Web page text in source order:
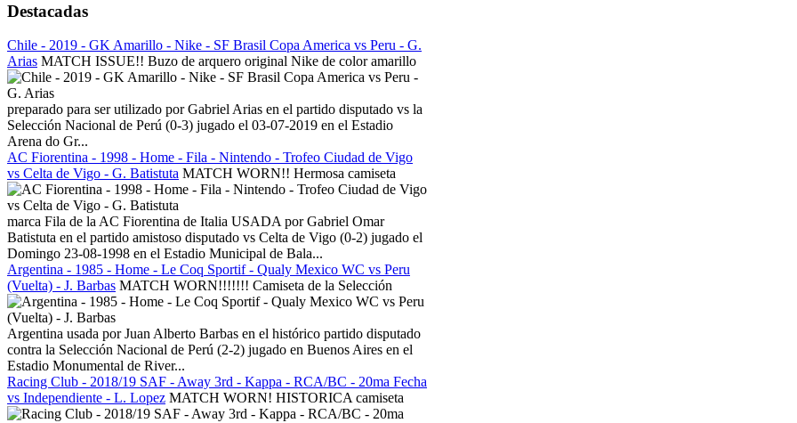
Destacadas
Chile - 2019 - GK Amarillo - Nike - SF Brasil Copa America vs Peru - G.
Arias MATCH ISSUE!! Buzo de arquero original Nike de color amarillo
preparado para ser utilizado por Gabriel Arias en el partido disputado vs la
Selección Nacional de Perú (0-3) jugado el 03-07-2019 en el Estadio
Arena do Gr...
AC Fiorentina - 1998 - Home - Fila - Nintendo - Trofeo Ciudad de Vigo
vs Celta de Vigo - G. Batistuta MATCH WORN!! Hermosa camiseta
marca Fila de la AC Fiorentina de Italia USADA por Gabriel Omar
Batistuta en el partido amistoso disputado vs Celta de Vigo (0-2) jugado el
Domingo 23-08-1998 en el Estadio Municipal de Bala...
Argentina - 1985 - Home - Le Coq Sportif - Qualy Mexico WC vs Peru
(Vuelta) - J. Barbas MATCH WORN!!!!!!! Camiseta de la Selección
Argentina usada por Juan Alberto Barbas en el histórico partido disputado
contra la Selección Nacional de Perú (2-2) jugado en Buenos Aires en el
Estadio Monumental de River...
Racing Club - 2018/19 SAF - Away 3rd - Kappa - RCA/BC - 20ma Fecha
vs Independiente - L. Lopez MATCH WORN! HISTORICA camiseta